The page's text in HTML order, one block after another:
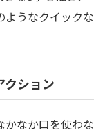
ようなクイックな
クション
かなか口を使わな